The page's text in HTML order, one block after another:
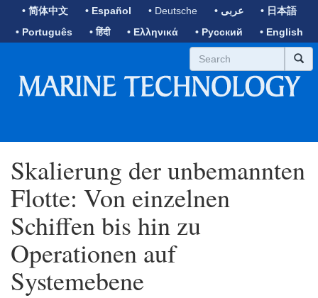
• 简体中文 • Español • Deutsche • عربى
• 日本語
• Português
• हिंदी • Ελληνικά • Русский • English
Skalierung der unbemannten
Flotte: Von einzelnen
Schiffen bis hin zu
Operationen auf
Systemebene